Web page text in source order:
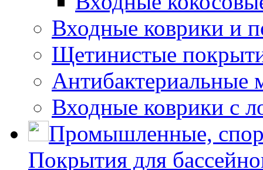
Входные коврики и
Щетинистые
Антибактериальные
Входные коврики с
Промышленные,
Покрытия для